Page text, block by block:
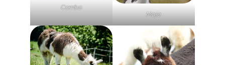
Combo
Maja